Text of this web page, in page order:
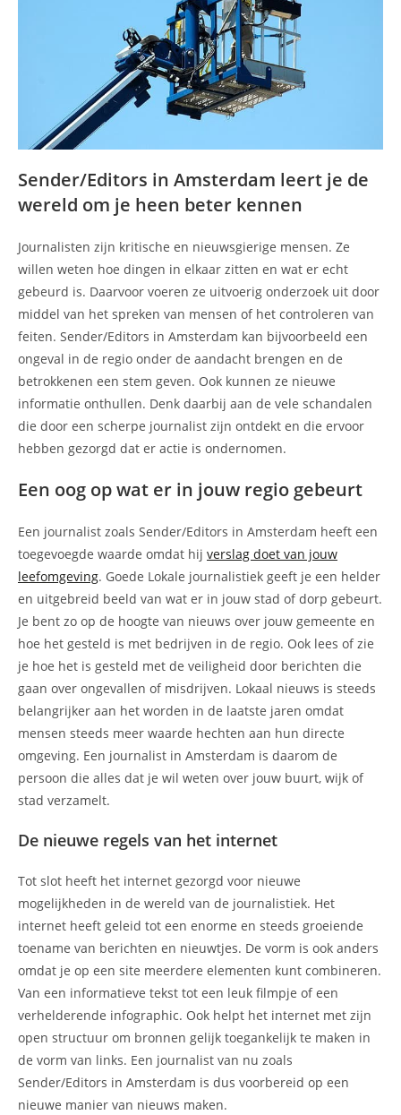
Sender/Editors in Amsterdam leert je de
wereld om je heen beter kennen
Journalisten zijn kritische en nieuwsgierige mensen. Ze
willen weten hoe dingen in elkaar zitten en wat er echt
gebeurd is. Daarvoor voeren ze uitvoerig onderzoek uit door
middel van het spreken van mensen of het controleren van
feiten. Sender/Editors in Amsterdam kan bijvoorbeeld een
ongeval in de regio onder de aandacht brengen en de
betrokkenen een stem geven. Ook kunnen ze nieuwe
informatie onthullen. Denk daarbij aan de vele schandalen
die door een scherpe journalist zijn ontdekt en die ervoor
hebben gezorgd dat er actie is ondernomen.
Een oog op wat er in jouw regio gebeurt
Een journalist zoals Sender/Editors in Amsterdam heeft een
toegevoegde waarde omdat hij verslag doet van jouw
leefomgeving. Goede Lokale journalistiek geeft je een helder
en uitgebreid beeld van wat er in jouw stad of dorp gebeurt.
Je bent zo op de hoogte van nieuws over jouw gemeente en
hoe het gesteld is met bedrijven in de regio. Ook lees of zie
je hoe het is gesteld met de veiligheid door berichten die
gaan over ongevallen of misdrijven. Lokaal nieuws is steeds
belangrijker aan het worden in de laatste jaren omdat
mensen steeds meer waarde hechten aan hun directe
omgeving. Een journalist in Amsterdam is daarom de
persoon die alles dat je wil weten over jouw buurt, wijk of
stad verzamelt.
De nieuwe regels van het internet
Tot slot heeft het internet gezorgd voor nieuwe
mogelijkheden in de wereld van de journalistiek. Het
internet heeft geleid tot een enorme en steeds groeiende
toename van berichten en nieuwtjes. De vorm is ook anders
omdat je op een site meerdere elementen kunt combineren.
Van een informatieve tekst tot een leuk filmpje of een
verhelderende infographic. Ook helpt het internet met zijn
open structuur om bronnen gelijk toegankelijk te maken in
de vorm van links. Een journalist van nu zoals
Sender/Editors in Amsterdam is dus voorbereid op een
nieuwe manier van nieuws maken.